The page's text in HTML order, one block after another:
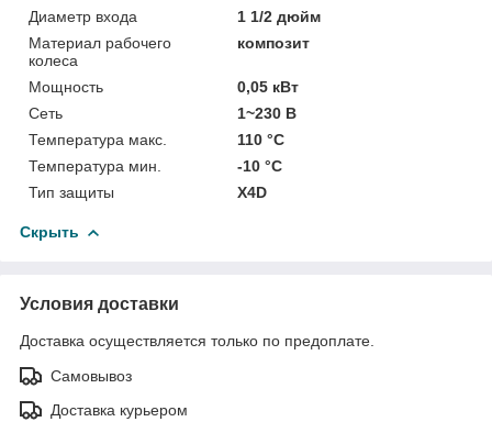
Диаметр входа
1 1/2 дюйм
Материал рабочего
колеса
композит
Мощность
0,05 кВт
Сеть
1~230 В
Температура макс.
110 °С
Температура мин.
-10 °С
Тип защиты
X4D
Скрыть
Условия доставки
Доставка осуществляется только по предоплате.
Самовывоз
Доставка курьером